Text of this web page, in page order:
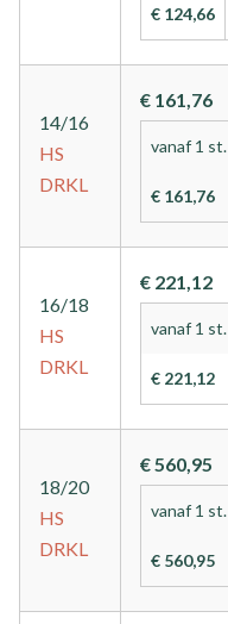
€ 124,66
14/16
HS
DRKL
€ 161,76
vanaf 1 st.
€ 161,76
16/18
HS
DRKL
€ 221,12
vanaf 1 st.
€ 221,12
18/20
HS
DRKL
€ 560,95
vanaf 1 st.
€ 560,95